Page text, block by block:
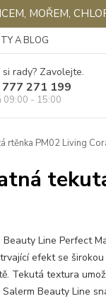
MOŘEM,
A BLOG
rady? Zavolejte.
271 199
09:00 - 15:00
rtěnka PM02 Living
Beauty Line Perfect
efekt se
Tekutá textura
Salerm Beauty Line